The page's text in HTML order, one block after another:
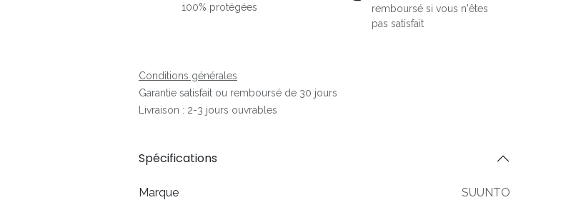
100% protégées
remboursé si vous n'êtes
pas satisfait
Conditions générales
Garantie satisfait ou remboursé de 30 jours
Livraison : 2-3 jours ouvrables
Spécifications
Marque SUUNTO